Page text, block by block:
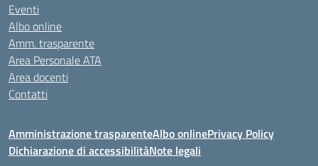
Eventi
Albo online
Amm. trasparente
Area Personale ATA
Area docenti
Contatti
Amministrazione trasparenteAlbo onlinePrivacy Policy
Dichiarazione di accessibilitàNote legali